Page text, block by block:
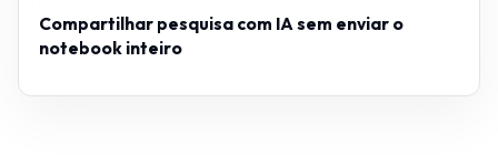
Compartilhar pesquisa com IA sem enviar o
notebook inteiro